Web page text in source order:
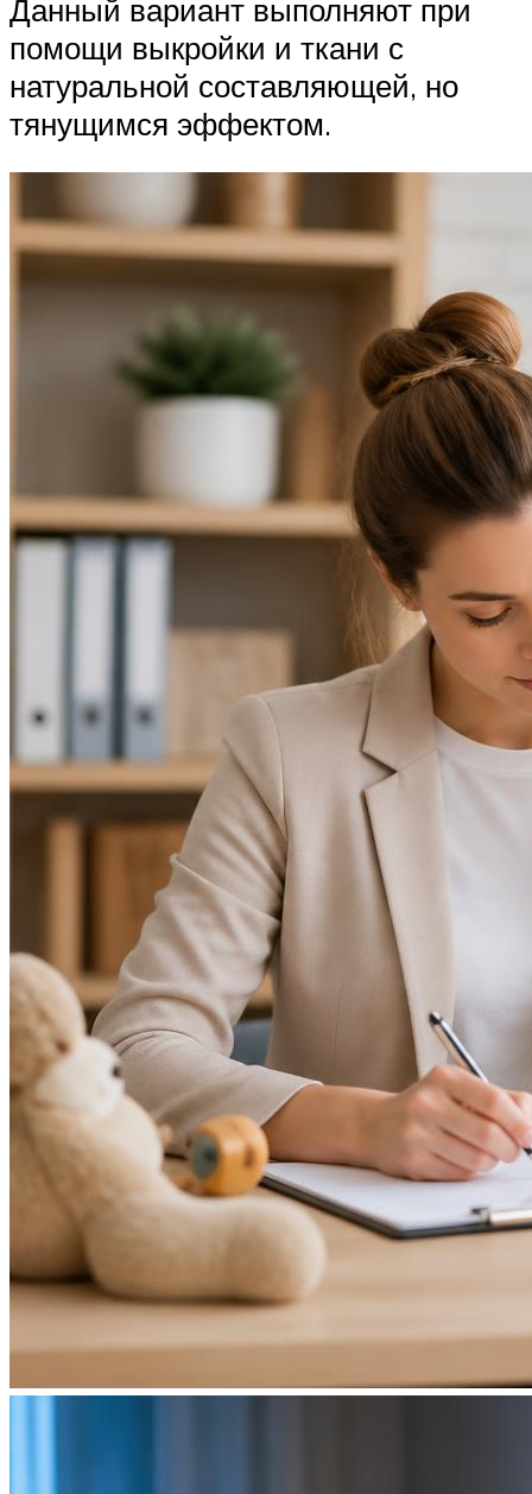
Данный вариант выполняют при
помощи выкройки и ткани с
натуральной составляющей, но
тянущимся эффектом.